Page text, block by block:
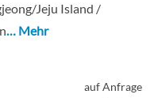
Jeju Island /
… Mehr
auf Anfrage